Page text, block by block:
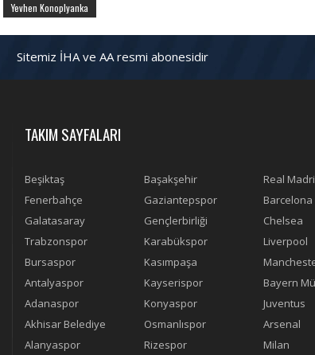
Yevhen Konoplyanka
Sitemiz İHA ve AA resmi abonesidir
TAKIM SAYFALARI
Beşiktaş Başakşehir
Real
Fenerbahçe
Gaziantepspor
Barcelona
Galatasaray
Gençlerbirliği
Chelsea
Trabzonspor
Karabükspor
Liverpool
Bursaspor
Kasımpaşa
Antalyaspor
Kayserispor
Bayern
Adanaspor
Konyaspor
Juventus
Akhisar Belediye
Osmanlıspor
Arsenal
Alanyaspor
Rizespor Milan